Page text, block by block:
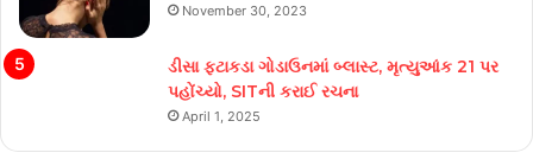
November 30, 2023
ડીસા ફટાકડા ગોડાઉનમાં બ્લાસ્ટ, મૃત્યુઆંક 21 પર
પહોંચ્યો, SITની કરાઈ રચના
April 1, 2025